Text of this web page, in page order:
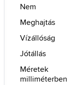
Nem
Meghajtás
Vízállóság
Jótállás
Méretek
milliméterben